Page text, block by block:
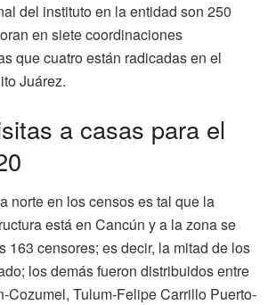
del instituto en la entidad son 250
en siete coordinaciones
que cuatro están radicadas en el
Juárez.
a casas para el
norte en los censos es tal que la
está en Cancún y a la zona se
163 censores; es decir, la mitad de los
los demás fueron distribuidos entre
Cozumel, Tulum-Felipe Carrillo Puerto-